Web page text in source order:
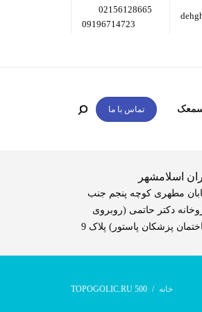
02156128665
09196714723
سمعک تماس با ما
اسلامشهر
مطهری کوچه پنجم جنب
دکتر حاتمی (روبروی
پزشکان پاستور) پلاک 9
خانه TOPOGOLIC.RU 500